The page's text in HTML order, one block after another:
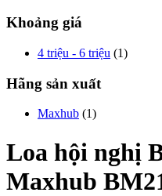
Khoảng giá
4 triệu - 6 triệu (1)
Hãng sản xuất
Maxhub (1)
Loa hội nghị
Maxhub